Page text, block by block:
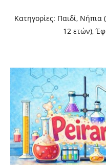
Κατηγορίες: Παιδί, Νήπια
12 ετών),